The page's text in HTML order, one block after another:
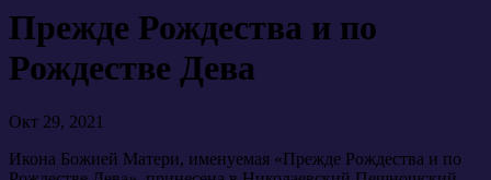
Прежде Рождества и по
Рождестве Дева
Окт 29, 2021
Икона Божией Матери, именуемая «Прежде Рождества и по